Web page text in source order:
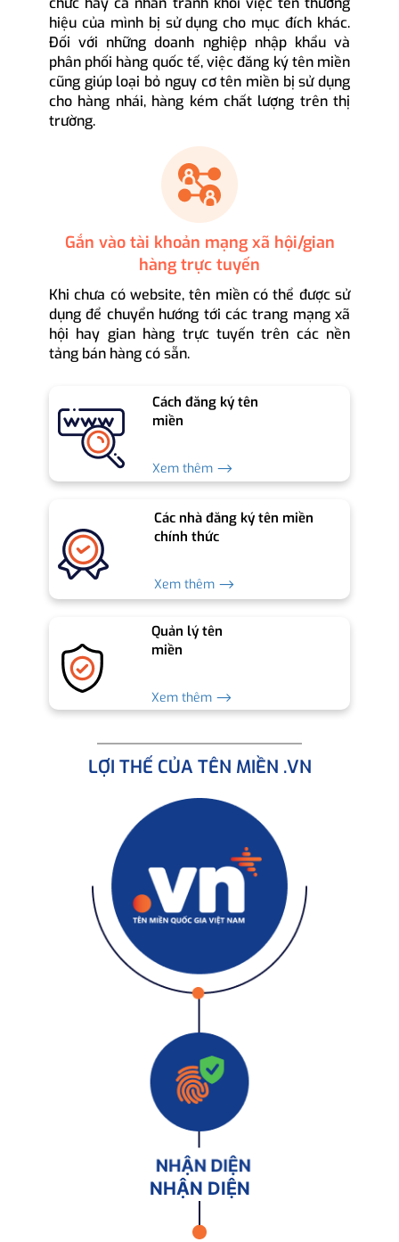
hiệu của mình bị sử dụng cho mục đích khác.
Đối với những doanh nghiệp nhập khẩu và
phân phối hàng quốc tế, việc đăng ký tên miền
cũng giúp loại bỏ nguy cơ tên miền bị sử dụng
cho hàng nhái, hàng kém chất lượng trên thị
trường.
Gắn vào tài khoản mạng xã hội/gian
hàng trực tuyến
Khi chưa có website, tên miền có thể được sử
dụng để chuyển hướng tới các trang mạng xã
hội hay gian hàng trực tuyến trên các nền
tảng bán hàng có sẵn.
Cách đăng ký tên
miền
Xem thêm ⟶
Các nhà đăng ký tên miền
chính thức
Xem thêm ⟶
Quản lý tên
miền
Xem thêm ⟶
LỢI THẾ CỦA TÊN MIỀN .VN
NHẬN DIỆN